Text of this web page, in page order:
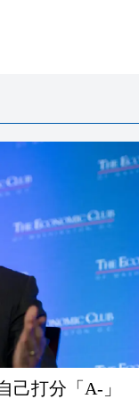
己打分「A-」